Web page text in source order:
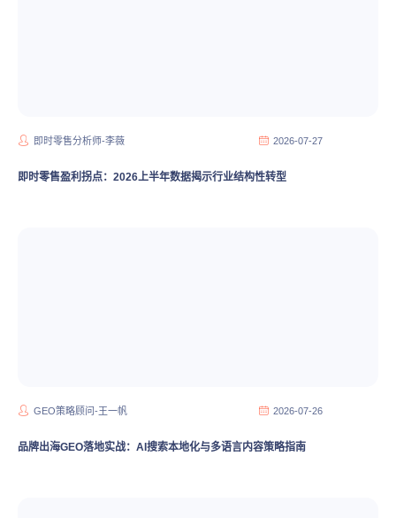
即时零售分析师-李薇 2026-07-27
即时零售盈利拐点：2026上半年数据揭示行业结构性转型
GEO策略顾问-王一帆 2026-07-26
品牌出海GEO落地实战：AI搜索本地化与多语言内容策略指南